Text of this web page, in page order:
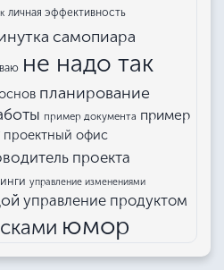
личная эффективность
самопиара
не надо так
планирование
пример документа пример
проектный офис
проекта
управление изменениями
управление продуктом
юмор